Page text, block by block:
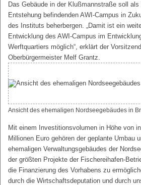
Das Gebäude in der Klußmannstraße soll
Entstehung befindenden AWI-Campus in
des Instituts beherbergen. „Damit ist ein
Entwicklung des AWI-Campus im
Werftquartiers möglich“, erklärt der
Oberbürgermeister Melf Grantz.
Ansicht des ehemaligen Nordseegebäudes in
Mit einem Investitionsvolumen in Höhe von
Millionen Euro gehören der geplante Umbau
ehemaligen Verwaltungsgebäudes der
der größten Projekte der Fischereihafen-
die Finanzierung des Vorhabens zu
durch die Wirtschaftsdeputation und durch